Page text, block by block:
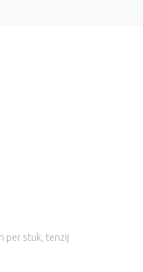
per stuk, tenzij